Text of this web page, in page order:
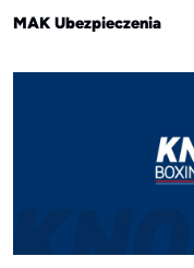
MAK Ubezpieczenia